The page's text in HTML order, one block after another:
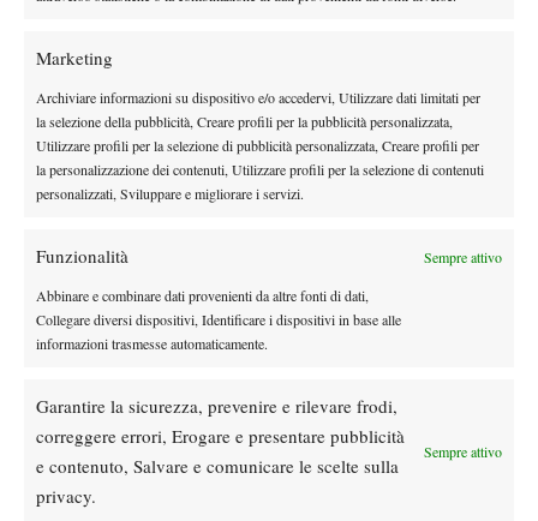
Marketing
Archiviare informazioni su dispositivo e/o accedervi, Utilizzare dati limitati per
la selezione della pubblicità, Creare profili per la pubblicità personalizzata,
Utilizzare profili per la selezione di pubblicità personalizzata, Creare profili per
la personalizzazione dei contenuti, Utilizzare profili per la selezione di contenuti
personalizzati, Sviluppare e migliorare i servizi.
Funzionalità Sempre attivo
Abbinare e combinare dati provenienti da altre fonti di dati,
Collegare diversi dispositivi, Identificare i dispositivi in base alle
informazioni trasmesse automaticamente.
Garantire la sicurezza, prevenire e rilevare frodi,
correggere errori, Erogare e presentare pubblicità
e contenuto, Salvare e comunicare le scelte sulla
privacy.
Sempre attivo
andrà a caccia di una nuova impresa. Mercoledì le finali: alle
18.30 l’ultimo atto dell’Open femminile Hydrotech, alle 20.30 il
duello che incoronerà il vincitore dell’Open maschile Erca. In
caso di pioggia le sfide verranno disputate su campi in cemento
al coperto, sempre con ingresso gratuito.
Open maschile Erca
6-2 7-6, Ornago b. Cadenasso 6-2 6-1, Kestelboim b. Cavalleri
6-2 6-1.
Quarti di finale: De Stefano b. Pauzzi 6-1 6-3, Giaquinta b.
Ivaldo 6-3 6-4, Visentin b. Massetti 5-7 6-3 10/6, Kaur b. Lia 6-2
6-1.